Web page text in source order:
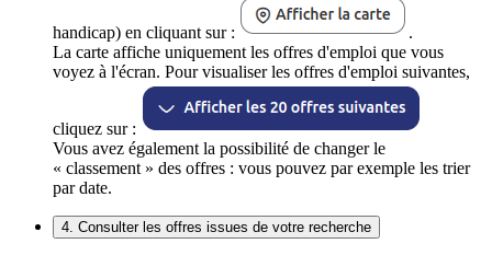
handicap) en cliquant sur :
.
La carte affiche uniquement les offres d'emploi que vous
voyez à l'écran. Pour visualiser les offres d'emploi suivantes,
cliquez sur :
Vous avez également la possibilité de changer le
« classement » des offres : vous pouvez par exemple les trier
par date.
4. Consulter les offres issues de votre recherche